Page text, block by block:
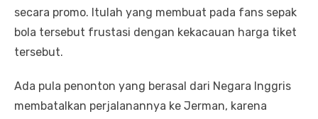
secara promo. Itulah yang membuat pada fans sepak
bola tersebut frustasi dengan kekacauan harga tiket
tersebut.
Ada pula penonton yang berasal dari Negara Inggris
membatalkan perjalanannya ke Jerman, karena